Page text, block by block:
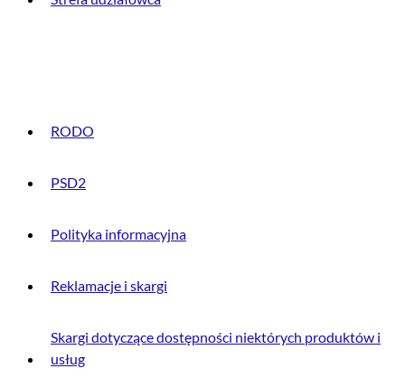
RODO
PSD2
Polityka informacyjna
Reklamacje i skargi
Skargi dotyczące dostępności niektórych produktów i
usług